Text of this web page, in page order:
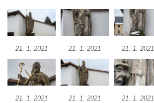
Lavička Kůň Převalského v ZOO Hluboká
Socha Opičákovník v ZOO Hluboká
Reliéf Rodina a práce na budově záložny
čp. 69/1 v Českých Budějovicích
Socha Jana Valeria Jirsíka u Černé věže v
21. 1. 2021 21. 1. 2021 21. 1. 2021
21. 1. 2021 21. 1. 2021 21. 1. 2021